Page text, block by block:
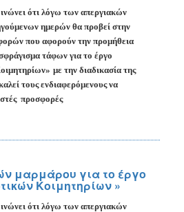
ότι λόγω των απεργιακών
ημερών θα προβεί στην
που αφορούν την προμήθεια
τάφων για το έργο
με την διαδικασία της
τους ενδιαφερόμενους να
προσφορές
μαρμάρου για το έργο
Κοιμητηρίων »
ότι λόγω των απεργιακών